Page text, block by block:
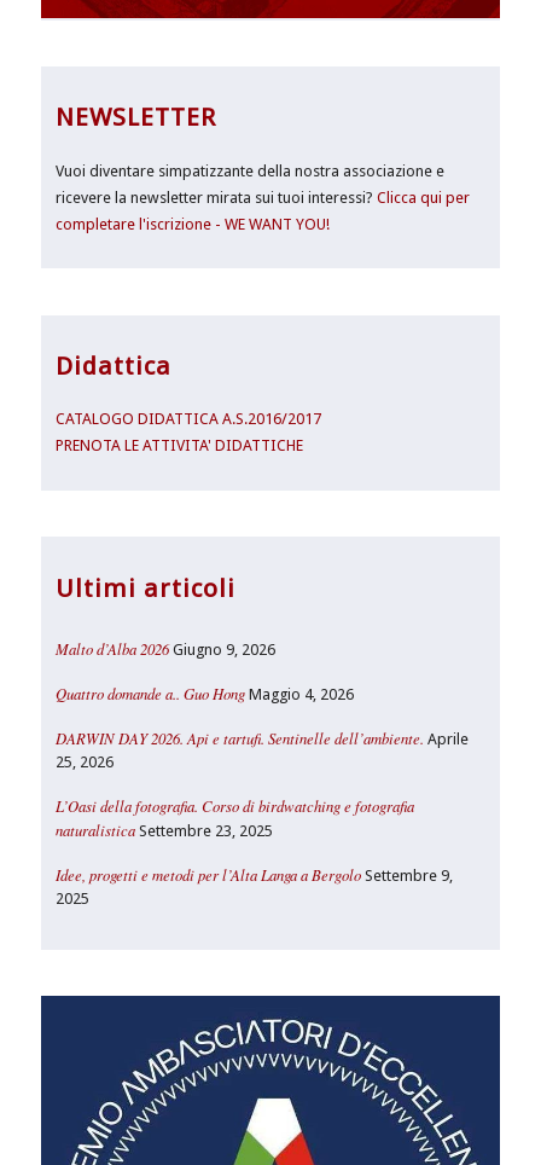
NEWSLETTER
Vuoi diventare simpatizzante della nostra associazione e
ricevere la newsletter mirata sui tuoi interessi?Clicca qui per
completare l'iscrizione - WE WANT YOU!
Didattica
CATALOGO DIDATTICA A.S.2016/2017
PRENOTA LE ATTIVITA' DIDATTICHE
Ultimi articoli
Malto d’Alba 2026 Giugno 9, 2026
Quattro domande a.. Guo Hong Maggio 4, 2026
DARWIN DAY 2026. Api e tartufi. Sentinelle dell’ambiente. Aprile
25, 2026
L’Oasi della fotografia. Corso di birdwatching e fotografia
naturalistica Settembre 23, 2025
Idee, progetti e metodi per l’Alta Langa a Bergolo Settembre 9,
2025